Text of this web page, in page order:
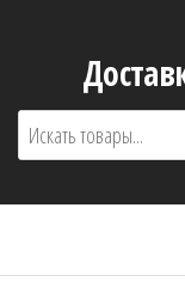
содержимому